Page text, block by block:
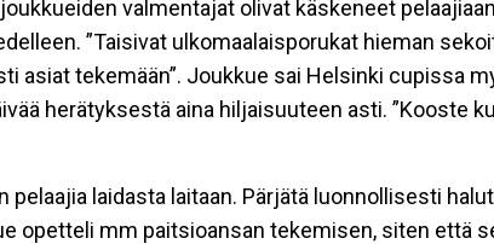
valmentajat olivat käskeneet
”Taisivat ulkomaalaisporukat hieman
asiat tekemään”. Joukkue sai Helsinki cupissa
herätyksestä aina hiljaisuuteen asti. ”Kooste
laidasta laitaan. Pärjätä luonnollisesti
opetteli mm paitsioansan tekemisen, siten että